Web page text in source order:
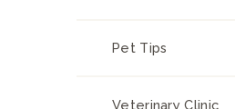
Pet Tips
Veterinary Clinic